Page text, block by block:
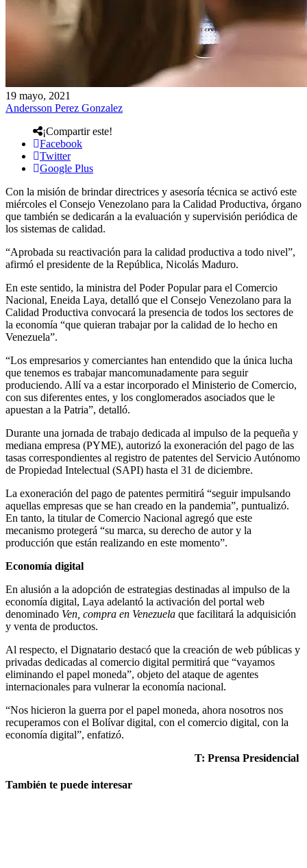
19 mayo, 2021
Andersson Perez Gonzalez
¡Compartir este!
Facebook
Twitter
Google Plus
Con la misión de brindar directrices y asesoría técnica se activó este
miércoles el Consejo Venezolano para la Calidad Productiva, órgano
que también se dedicarán a la evaluación y supervisión periódica de
los sistemas de calidad.
“Aprobada su reactivación para la calidad productiva a todo nivel”,
afirmó el presidente de la República, Nicolás Maduro.
En este sentido, la ministra del Poder Popular para el Comercio
Nacional, Eneida Laya, detalló que el Consejo Venezolano para la
Calidad Productiva convocará la presencia de todos los sectores de
la economía “que quieran trabajar por la calidad de lo hecho en
Venezuela”.
“Los empresarios y comerciantes han entendido que la única lucha
que tenemos es trabajar mancomunadamente para seguir
produciendo. Allí va a estar incorporado el Ministerio de Comercio,
con sus diferentes entes, y los conglomerados asociados que le
apuestan a la Patria”, detalló.
Durante una jornada de trabajo dedicada al impulso de la pequeña y
mediana empresa (PYME), autorizó la exoneración del pago de las
tasas correspondientes al registro de patentes del Servicio Autónomo
de Propiedad Intelectual (SAPI) hasta el 31 de diciembre.
La exoneración del pago de patentes permitirá “seguir impulsando
aquellas empresas que se han creado en la pandemia”, puntualizó.
En tanto, la titular de Comercio Nacional agregó que este
mecanismo protegerá “su marca, su derecho de autor y la
producción que están realizando en este momento”.
Economía digital
En alusión a la adopción de estrategias destinadas al impulso de la
economía digital, Laya adelantó la activación del portal web
denominado Ven, compra en Venezuela que facilitará la adquisición
y venta de productos.
Al respecto, el Dignatario destacó que la creación de web públicas y
privadas dedicadas al comercio digital permitirá que “vayamos
eliminando el papel moneda”, objeto del ataque de agentes
internacionales para vulnerar la economía nacional.
“Nos hicieron la guerra por el papel moneda, ahora nosotros nos
recuperamos con el Bolívar digital, con el comercio digital, con la
economía digital”, enfatizó.
T: Prensa Presidencial
También te puede interesar